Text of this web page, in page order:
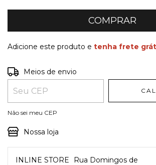
Adicione este produto e tenha frete
Entregas para o CEP:
Meios de envio
Não sei meu CEP
Nossa loja
INLINE STORE
Rua Domingos de